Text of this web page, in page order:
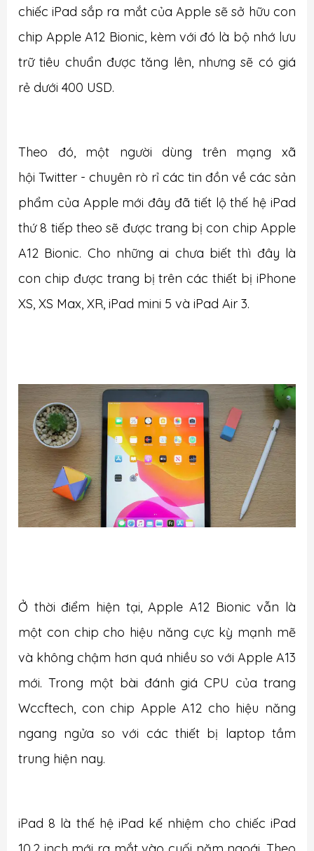
chiếc iPad sắp ra mắt của Apple sẽ sở hữu con
chip Apple A12 Bionic, kèm với đó là bộ nhớ lưu
trữ tiêu chuẩn được tăng lên, nhưng sẽ có giá
rẻ dưới 400 USD.
Theo đó, một người dùng trên mạng xã
hội Twitter - chuyên rò rỉ các tin đồn về các sản
phẩm của Apple mới đây đã tiết lộ thế hệ iPad
thứ 8 tiếp theo sẽ được trang bị con chip Apple
A12 Bionic. Cho những ai chưa biết thì đây là
con chip được trang bị trên các thiết bị iPhone
XS, XS Max, XR, iPad mini 5 và iPad Air 3.
Ở thời điểm hiện tại, Apple A12 Bionic vẫn là
một con chip cho hiệu năng cực kỳ mạnh mẽ
và không chậm hơn quá nhiều so với Apple A13
mới. Trong một bài đánh giá CPU của trang
Wccftech, con chip Apple A12 cho hiệu năng
ngang ngửa so với các thiết bị laptop tầm
trung hiện nay.
iPad 8 là thế hệ iPad kế nhiệm cho chiếc iPad